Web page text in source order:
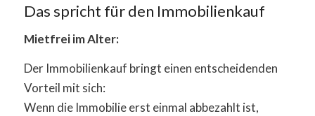
Das spricht für den Immobilienkauf
Mietfrei im Alter:
Der Immobilienkauf bringt einen entscheidenden
Vorteil mit sich:
Wenn die Immobilie erst einmal abbezahlt ist,